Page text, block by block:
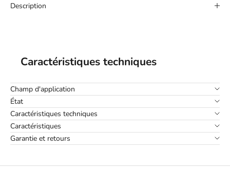
Description
Caractéristiques techniques
Champ d'application
État
Caractéristiques techniques
Caractéristiques
Garantie et retours